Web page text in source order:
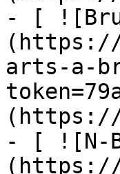
- [
(https://
arts-a-
(https://
- [ ![N-